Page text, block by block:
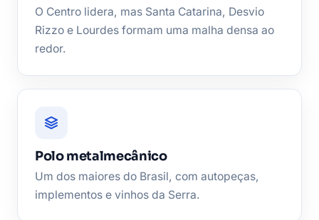
O Centro lidera, mas Santa Catarina, Desvio
Rizzo e Lourdes formam uma malha densa ao
redor.
Polo metalmecânico
Um dos maiores do Brasil, com autopeças,
implementos e vinhos da Serra.